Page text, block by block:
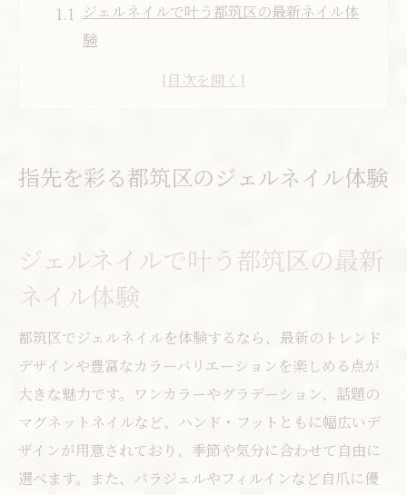
ジェルネイルで叶う都筑区の最新ネイル体
験
ネイル初心者も満足できる都筑区の魅力
ト
駅近で通いやすいネイルサロンの魅力とは
都筑区で注目のトレンドネイルデザイン
ジェルネイルが映える人気アート特集
季節感を取り入れたネイルデザイン提案
自分らしさ引き出すネイルの楽しみ方
ジェルネイルで自分らしい指先を演出
こだわりネイルデザインの楽しみ方
指先を彩る都筑区のジェルネイル体験
ジェルネイルで叶う都筑区の最新
ネイル体験
都筑区でジェルネイルを体験するなら、最新のトレンド
デザインや豊富なカラーバリエーションを楽しめる点が
大きな魅力です。ワンカラーやグラデーション、話題の
マグネットネイルなど、ハンド・フットともに幅広いデ
ザインが用意されており、季節や気分に合わせて自由に
選べます。また、パラジェルやフィルインなど自爪に優